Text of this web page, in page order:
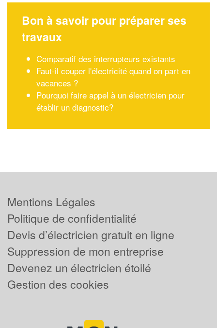
Bon à savoir pour préparer ses
travaux
Comparatif des interrupteurs existants
Faut-il couper l'électricité quand on part en
vacances ?
Pourquoi faire appel à un électricien pour
établir un diagnostic?
Mentions Légales
Politique de confidentialité
Devis d’électricien gratuit en ligne
Suppression de mon entreprise
Devenez un électricien étoilé
Gestion des cookies